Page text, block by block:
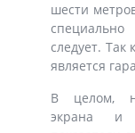
шести
следует.
является
В целом,
экрана и